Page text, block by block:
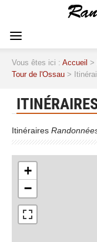
Vous êtes ici : Accueil >
Tour de l'Ossau >
Itinéraires
+
−